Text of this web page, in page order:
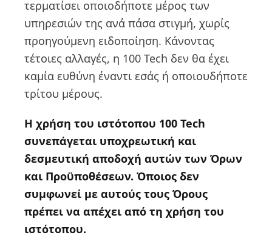
τερματίσει οποιοδήποτε μέρος των
υπηρεσιών της ανά πάσα στιγμή, χωρίς
προηγούμενη ειδοποίηση. Κάνοντας
τέτοιες αλλαγές, η 100 Tech δεν θα έχει
καμία ευθύνη έναντι εσάς ή οποιουδήποτε
τρίτου μέρους.
Η χρήση του ιστότοπου 100 Tech
συνεπάγεται υποχρεωτική και
δεσμευτική αποδοχή αυτών των Όρων
και Προϋποθέσεων. Όποιος δεν
συμφωνεί με αυτούς τους Όρους
πρέπει να απέχει από τη χρήση του
ιστότοπου.